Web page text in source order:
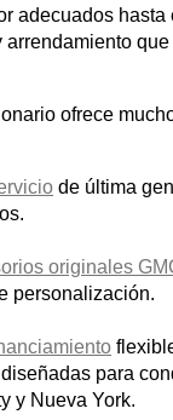
adecuados
ofrece
de última
originales
personalización.
diseñadas para
y Nueva York.